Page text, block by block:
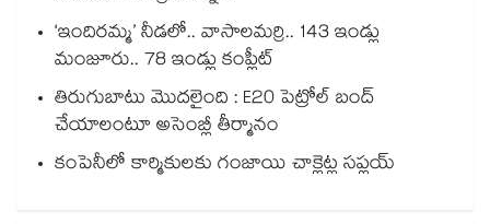
‘ఇందిరమ్మ’ నీడలో.. వాసాలమర్రి.. 143 ఇండ్లు
మంజూరు.. 78 ఇండ్లు కంప్లీట్
తిరుగుబాటు మొదలైంది : E20 పెట్రోల్ బంద్
చేయాలంటూ అసెంబ్లీ తీర్మానం
కంపెనీలో కార్మికులకు గంజాయి చాక్లెట్ల సప్లయ్